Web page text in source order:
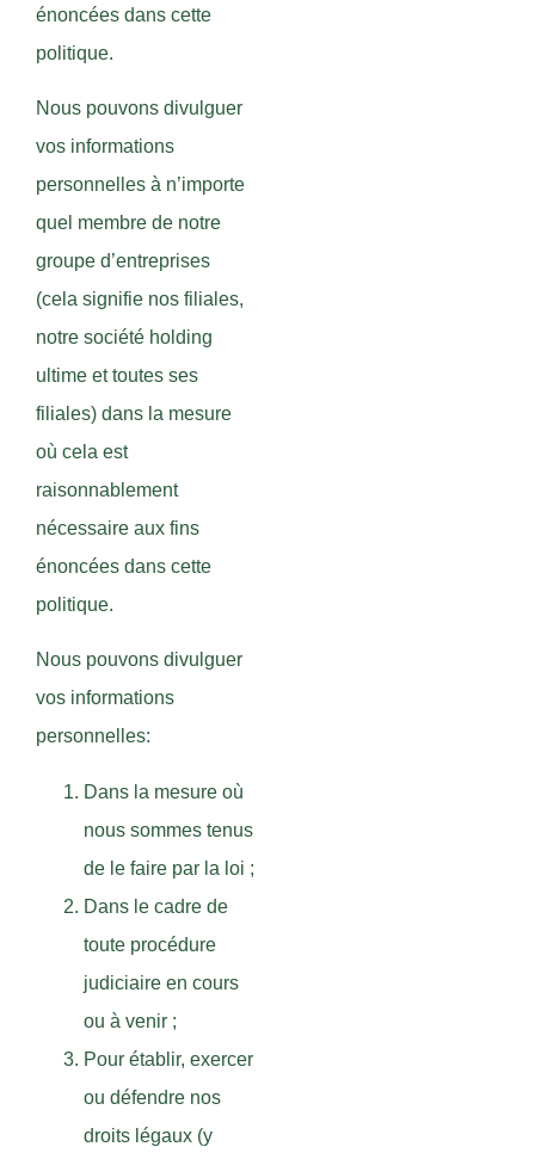
énoncées dans cette
politique.
Nous pouvons divulguer
vos informations
personnelles à n’importe
quel membre de notre
groupe d’entreprises
(cela signifie nos filiales,
notre société holding
ultime et toutes ses
filiales) dans la mesure
où cela est
raisonnablement
nécessaire aux fins
énoncées dans cette
politique.
Nous pouvons divulguer
vos informations
personnelles:
Dans la mesure où
nous sommes tenus
de le faire par la loi ;
Dans le cadre de
toute procédure
judiciaire en cours
ou à venir ;
Pour établir, exercer
ou défendre nos
droits légaux (y